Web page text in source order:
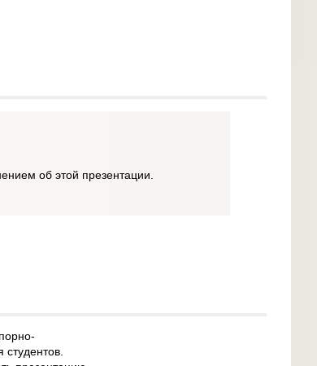
об этой презентации.